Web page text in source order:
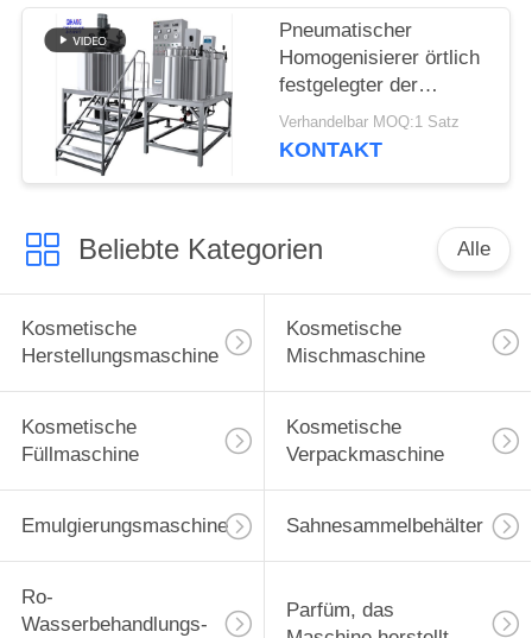
Pneumatischer
Homogenisierer örtlich
festgelegter der
Vakuumhomogenisierer-
Emulgierungsmaschine
Verhandelbar MOQ:1 Satz
KONTAKT
Beliebte Kategorien Alle
Kosmetische
Herstellungsmaschine
Kosmetische
Mischmaschine
Kosmetische
Füllmaschine
Kosmetische
Verpackmaschine
Emulgierungsmaschine Sahnesammelbehälter
Ro-
Wasserbehandlungs-
Parfüm, das